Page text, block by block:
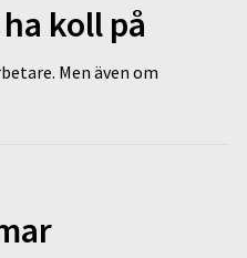
koll på
Men även om